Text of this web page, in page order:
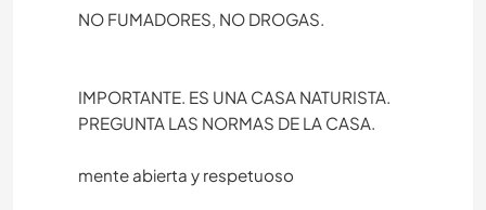
NO FUMADORES, NO DROGAS.
IMPORTANTE. ES UNA CASA NATURISTA.
PREGUNTA LAS NORMAS DE LA CASA.
mente abierta y respetuoso